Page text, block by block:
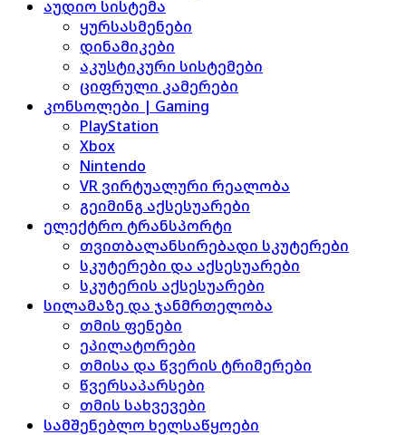
აუდიო სისტემა
ყურსასმენები
დინამიკები
აკუსტიკური სისტემები
ციფრული კამერები
კონსოლები | Gaming
PlayStation
Xbox
Nintendo
VR ვირტუალური რეალობა
გეიმინგ აქსესუარები
ელექტრო ტრანსპორტი
თვითბალანსირებადი სკუტერები
სკუტერები და აქსესუარები
სკუტერის აქსესუარები
სილამაზე და ჯანმრთელობა
თმის ფენები
ეპილატორები
თმისა და წვერის ტრიმერები
წვერსაპარსები
თმის სახვევები
სამშენებლო ხელსაწყოები